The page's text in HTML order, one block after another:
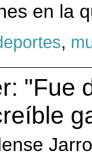
en la
,
"Fue